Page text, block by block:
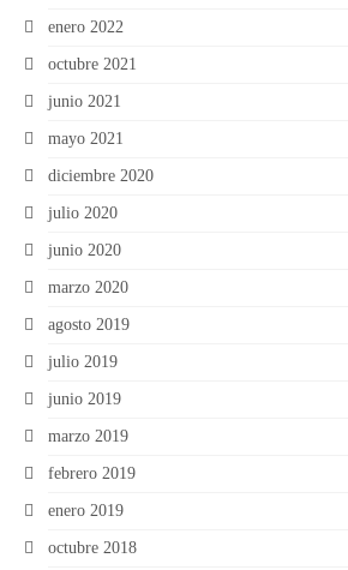
enero 2022
octubre 2021
junio 2021
mayo 2021
diciembre 2020
julio 2020
junio 2020
marzo 2020
agosto 2019
julio 2019
junio 2019
marzo 2019
febrero 2019
enero 2019
octubre 2018